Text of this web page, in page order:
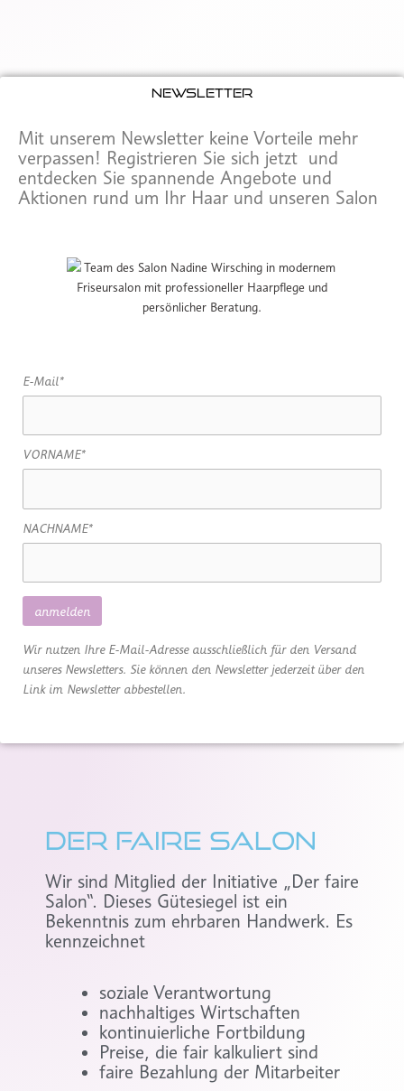
Newsletter
Mit unserem Newsletter keine Vorteile mehr
verpassen! Registrieren Sie sich jetzt und
entdecken Sie spannende Angebote und
Aktionen rund um Ihr Haar und unseren Salon
E-Mail*
VORNAME*
NACHNAME*
Wir nutzen Ihre E-Mail-Adresse ausschließlich für den Versand
unseres Newsletters. Sie können den Newsletter jederzeit über den
Link im Newsletter abbestellen.
Der faire salon
Wir sind Mitglied der Initiative „Der faire
Salon“. Dieses Gütesiegel ist ein
Bekenntnis zum ehrbaren Handwerk. Es
kennzeichnet
soziale Verantwortung
nachhaltiges Wirtschaften
kontinuierliche Fortbildung
Preise, die fair kalkuliert sind
faire Bezahlung der Mitarbeiter